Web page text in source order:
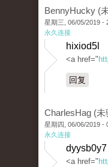
BennyHucky (
星期三, 06/05/2019 -
永久连接
hixiod5l
<a href="
回复
CharlesHag (未
星期四, 06/06/2019 -
永久连接
dyysb0y7
<a href="